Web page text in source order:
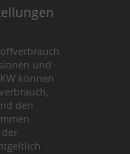
und
können
den